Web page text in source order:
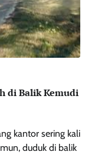
di Balik Kemudi
kantor sering kali
duduk di balik